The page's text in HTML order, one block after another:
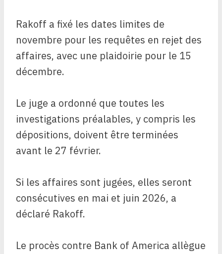
Rakoff a fixé les dates limites de
novembre pour les requêtes en rejet des
affaires, avec une plaidoirie pour le 15
décembre.
Le juge a ordonné que toutes les
investigations préalables, y compris les
dépositions, doivent être terminées
avant le 27 février.
Si les affaires sont jugées, elles seront
consécutives en mai et juin 2026, a
déclaré Rakoff.
Le procès contre Bank of America allègue